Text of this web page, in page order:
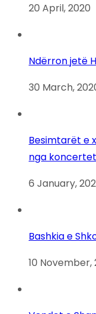
20 April, 2020
Ndërron jetë
30 March,
Besimtarët e
nga
6 January,
Bashkia e
10 November,